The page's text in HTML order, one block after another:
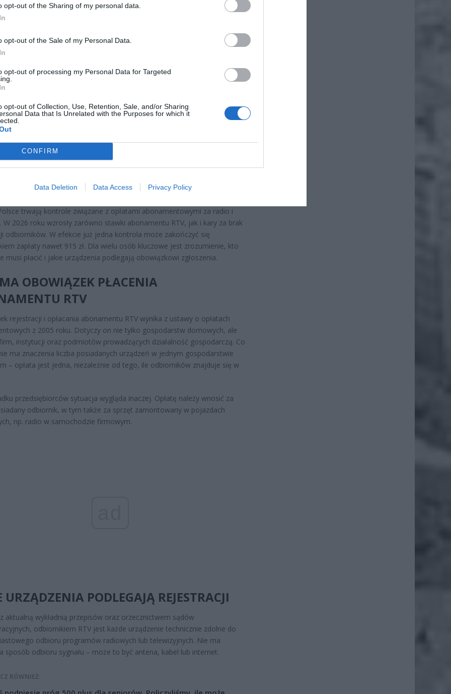
opt-out of the Sharing of my personal data.
opt-out of the Sale of my Personal Data.
opt-out of processing my Personal Data for Targeted
opt-out of Collection, Use, Retention, Sale, and/or Sharing
Data that Is Unrelated with the Purposes for which it
CONFIRM
Data Deletion Data Access Privacy Policy
ABONAMENTU RTV W 2026 ROKU.
SIĘGAJĄ 915 ZŁ
trwają kontrole związane z opłatami abonamentowymi za radio i
W 2026 roku wzrosły zarówno stawki abonamentu RTV, jak i kary za brak
odbiorników. W efekcie już jedna kontrola może zakończyć się
zapłaty nawet 915 zł. Dla wielu osób kluczowe jest zrozumienie, kto
musi płacić i jakie urządzenia podlegają obowiązkowi zgłoszenia.
OBOWIĄZEK PŁACENIA
RTV
rejestracji i opłacania abonamentu RTV wynika z ustawy o opłatach
z 2005 roku. Dotyczy on nie tylko gospodarstw domowych, ale
instytucji oraz podmiotów prowadzących działalność gospodarczą. Co
ma znaczenia liczba posiadanych urządzeń w jednym gospodarstwie
– opłata jest jedna, niezależnie od tego, ile odbiorników znajduje się w
przedsiębiorców sytuacja wygląda inaczej. Opłatę należy wnosić za
odbiornik, w tym także za sprzęt zamontowany w pojazdach
np. radio w samochodzie firmowym.
URZĄDZENIA PODLEGAJĄ REJESTRACJI
aktualną wykładnią przepisów oraz orzecznictwem sądów
odbiornikiem RTV jest każde urządzenie technicznie zdolne do
odbioru programów radiowych lub telewizyjnych. Nie ma
sposób odbioru sygnału – może to być antena, kabel lub internet.
RÓWNIEŻ: